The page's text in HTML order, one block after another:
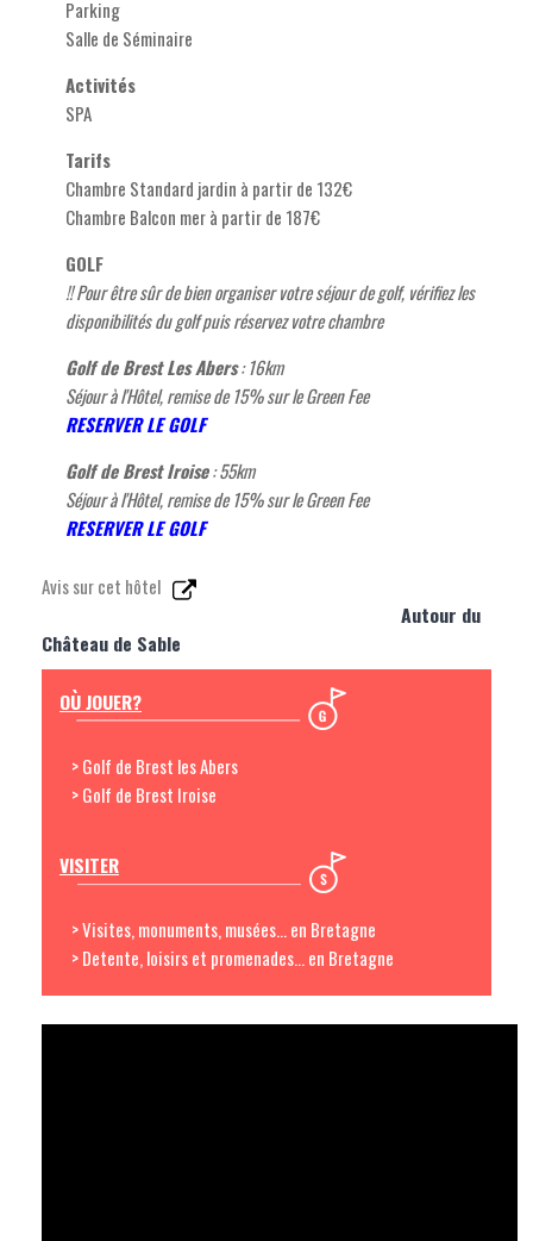
Parking
Salle de Séminaire
Activités
SPA
Tarifs
Chambre Standard jardin à partir de 132€
Chambre Balcon mer à partir de 187€
GOLF
!! Pour être sûr de bien organiser votre séjour de golf, vérifiez les
disponibilités du golf puis réservez votre chambre
Golf de Brest Les Abers: 16km
Séjour à l'Hôtel, remise de 15% sur le Green Fee
RESERVER LE GOLF
Golf de Brest Iroise: 55km
Séjour à l'Hôtel, remise de 15% sur le Green Fee
RESERVER LE GOLF
Avis sur cet hôtel
Autour du
Château de Sable
OÙ JOUER?
> Golf de Brest les Abers
> Golf de Brest Iroise
VISITER
> Visites, monuments, musées... en Bretagne
> Detente, loisirs et promenades... en Bretagne